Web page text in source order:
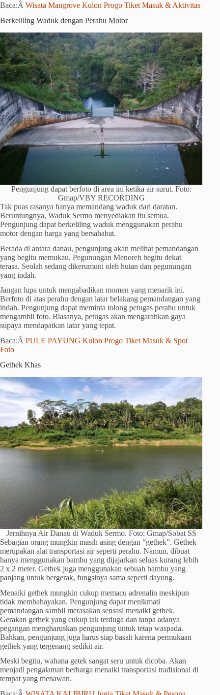
Baca:Â Wisata Mangrove Kulon Progo Tiket Masuk & Aktivitas
Berkeliling Waduk dengan Perahu Motor
Pengunjung dapat berfoto di area ini ketika air surut. Foto:
Gmap/VBY RECORDING
Tak puas rasanya hanya memandang waduk dari daratan.
Beruntungnya, Waduk Sermo menyediakan itu semua.
Pengunjung dapat berkeliling waduk menggunakan perahu
motor dengan harga yang bersahabat.
Berada di antara danau, pengunjung akan melihat pemandangan
yang begitu memukau. Pegunungan Menoreh begitu dekat
terasa. Seolah sedang dikerumuni oleh hutan dan pegunungan
yang indah.
Jangan lupa untuk mengabadikan momen yang menarik ini.
Berfoto di atas perahu dengan latar belakang pemandangan yang
indah. Pengunjung dapat meminta tolong petugas perahu untuk
mengambil foto. Biasanya, petugas akan mengarahkan gaya
supaya mendapatkan latar yang tepat.
Baca:Â PULE PAYUNG Kulon Progo Tiket Masuk & Spot
Foto
Gethek Khas
Jernihnya Air Danau di Waduk Sermo. Foto: Gmap/Sobat SS
Sebagian orang mungkin masih asing dengan “gethek”. Gethek
merupakan alat transportasi air seperti perahu. Namun, dibuat
hanya menggunakan bambu yang dijajarkan seluas kurang lebih
2 x 2 meter. Gethek juga menggunakan sebuah bambu yang
panjang untuk bergerak, fungsinya sama seperti dayung.
Menaiki gethek mungkin cukup memacu adrenalin meskipun
tidak membahayakan. Pengunjung dapat menikmati
pemandangan sambil merasakan sensasi menaiki gethek.
Gerakan gethek yang cukup tak terduga dan tanpa adanya
pegangan mengharuskan pengunjung untuk tetap waspada.
Bahkan, pengunjung juga harus siap basah karena permukaan
gethek yang tergenang sedikit air.
Meski begitu, wahana getek sangat seru untuk dicoba. Akan
menjadi pengalaman berharga menaiki transportasi tradisional di
tempat yang menawan.